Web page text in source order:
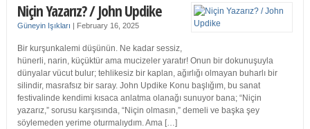
Niçin Yazarız? / John Updike
Güneyin Işıkları | February 16, 2025
Bir kurşunkalemi düşünün. Ne kadar sessiz,
hünerli, narin, küçüktür ama mucizeler yaratır! Onun bir dokunuşuyla
dünyalar vücut bulur; tehlikesiz bir kaplan, ağırlığı olmayan buharlı bir
silindir, masrafsız bir saray. John Updike Konu başlığım, bu sanat
festivalinde kendimi kısaca anlatma olanağı sunuyor bana; “Niçin
yazarız,” sorusu karşısında, “Niçin olmasın,” demeli ve başka şey
söylemeden yerime oturmalıydım. Ama […]